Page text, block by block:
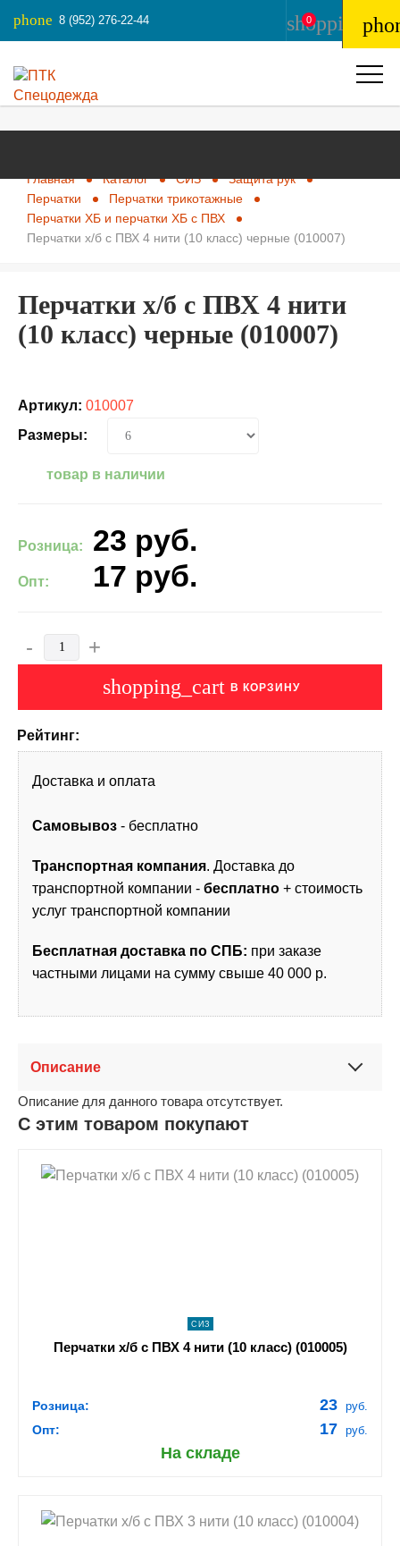
phone 8 (952) 276-22-44 0
Главная Каталог СИЗ
Защита рук
Перчатки
Перчатки трикотажные
Перчатки ХБ и перчатки ХБ с ПВХ
Перчатки х/б с ПВХ 4 нити (10 класс) черные (010007)
Перчатки х/б с ПВХ 4 нити
(10 класс) черные (010007)
Артикул: 010007
Размеры:
товар в наличии
Розница: 23 руб.
Опт: 17 руб.
- +
shopping_cart В КОРЗИНУ
Рейтинг:
Доставка и оплата
Самовывоз - бесплатно
Транспортная компания. Доставка до
транспортной компании - бесплатно + стоимость
услуг транспортной компании
Бесплатная доставка по СПБ: при заказе
частными лицами на сумму свыше 40 000 р.
Описание
Описание для данного товара отсутствует.
С этим товаром покупают
shopping_cart В КОРЗИНУ
СИЗ
Перчатки х/б с ПВХ 4 нити (10 класс) (010005)
Розница: 23 руб.
Опт: 17 руб.
На складе
shopping_cart В КОРЗИНУ